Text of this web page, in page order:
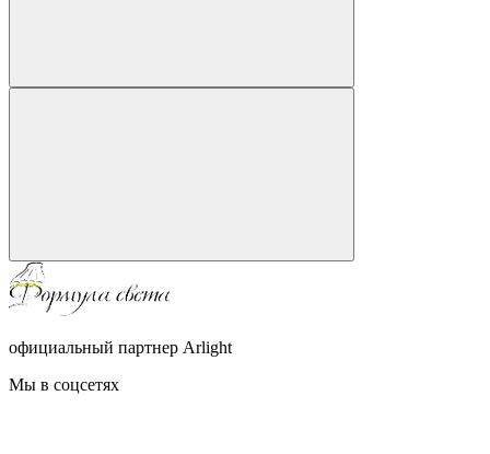
официальный партнер Arlight
Мы в соцсетях